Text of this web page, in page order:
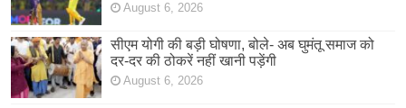
August 6, 2026
सीएम योगी की बड़ी घोषणा, बोले- अब घुमंतू समाज को
दर-दर की ठोकरें नहीं खानी पड़ेंगी
August 6, 2026